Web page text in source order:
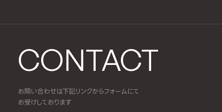
CONTACT
お問い合わせは下記リンクからフォームにて
お受けしております